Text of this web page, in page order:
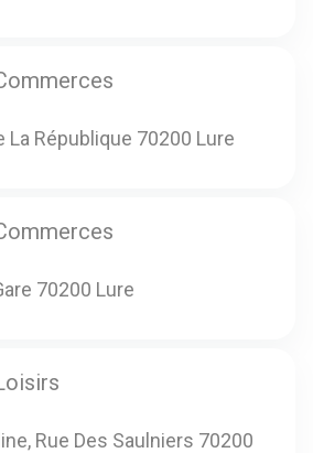
La République 70200 Lure
70200 Lure
Rue Des Saulniers 70200